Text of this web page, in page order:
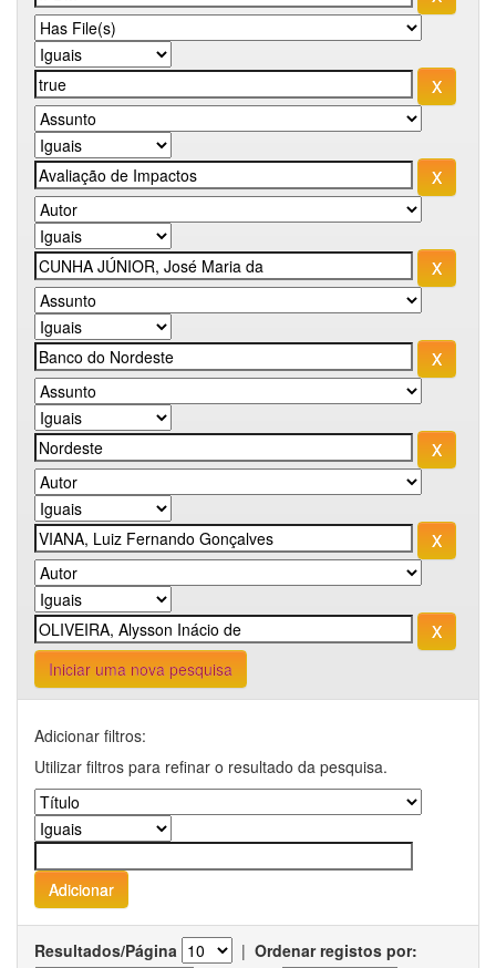
Iniciar uma nova pesquisa
Adicionar filtros:
Utilizar filtros para refinar o resultado da pesquisa.
Resultados/Página | Ordenar registos por: